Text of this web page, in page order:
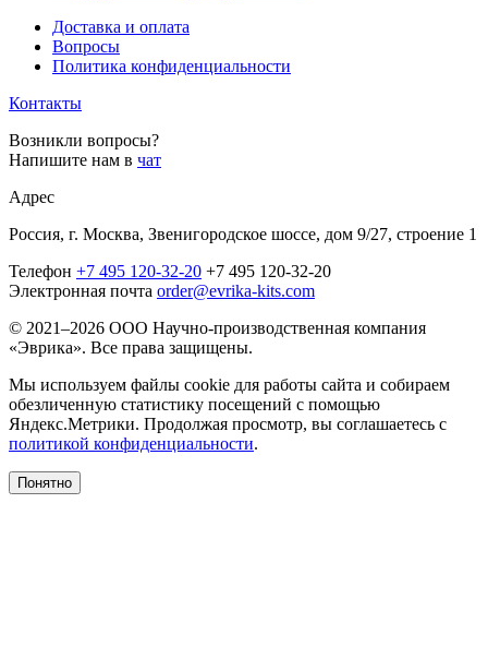
Доставка и оплата
Вопросы
Политика конфиденциальности
Контакты
Возникли вопросы?
Напишите нам в чат
Адрес
Россия, г. Москва, Звенигородское шоссе, дом 9/27, строение 1
Телефон +7 495 120-32-20 +7 495 120-32-20
Электронная почта order@evrika-kits.com
© 2021–2026 ООО Научно-производственная компания
«Эврика». Все права защищены.
Мы используем файлы cookie для работы сайта и собираем
обезличенную статистику посещений с помощью
Яндекс.Метрики. Продолжая просмотр, вы соглашаетесь с
политикой конфиденциальности.
Понятно